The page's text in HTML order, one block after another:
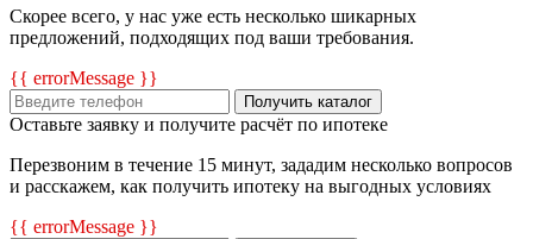
Скорее всего, у нас уже есть несколько шикарных
предложений, подходящих под ваши требования.
{{ errorMessage }}
Получить каталог
Оставьте заявку и получите расчёт по ипотеке
Перезвоним в течение 15 минут, зададим несколько вопросов
и расскажем, как получить ипотеку на выгодных условиях
{{ errorMessage }}